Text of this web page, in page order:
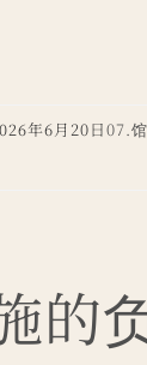
年6月20日07.
的